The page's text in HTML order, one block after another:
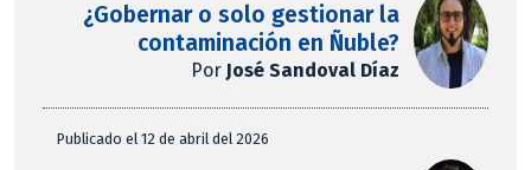
¿Gobernar o solo gestionar la
contaminación en Ñuble?
Por José Sandoval Díaz
Publicado el 12 de abril del 2026